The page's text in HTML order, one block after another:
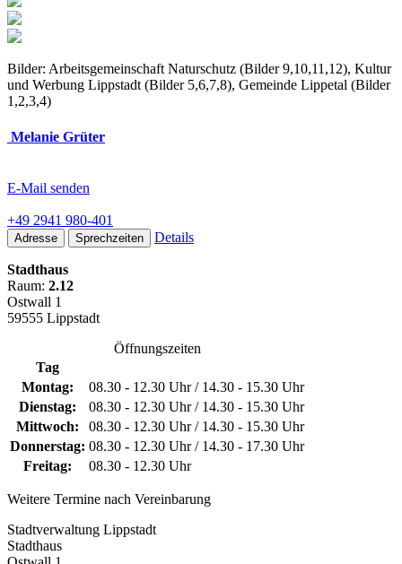
Bilder: Arbeitsgemeinschaft Naturschutz (Bilder 9,10,11,12), Kultur
und Werbung Lippstadt (Bilder 5,6,7,8), Gemeinde Lippetal (Bilder
1,2,3,4)
Melanie Grüter
E-Mail senden
+49 2941 980-401
Adresse Sprechzeiten Details
Stadthaus
Raum: 2.12
Ostwall 1
59555 Lippstadt
Öffnungszeiten
Tag
Montag:
08.30 - 12.30 Uhr / 14.30 - 15.30 Uhr
Dienstag:
08.30 - 12.30 Uhr / 14.30 - 15.30 Uhr
Mittwoch:
08.30 - 12.30 Uhr / 14.30 - 15.30 Uhr
Donnerstag: 08.30 - 12.30 Uhr / 14.30 - 17.30 Uhr
Freitag:
08.30 - 12.30 Uhr
Weitere Termine nach Vereinbarung
Stadtverwaltung Lippstadt
Stadthaus